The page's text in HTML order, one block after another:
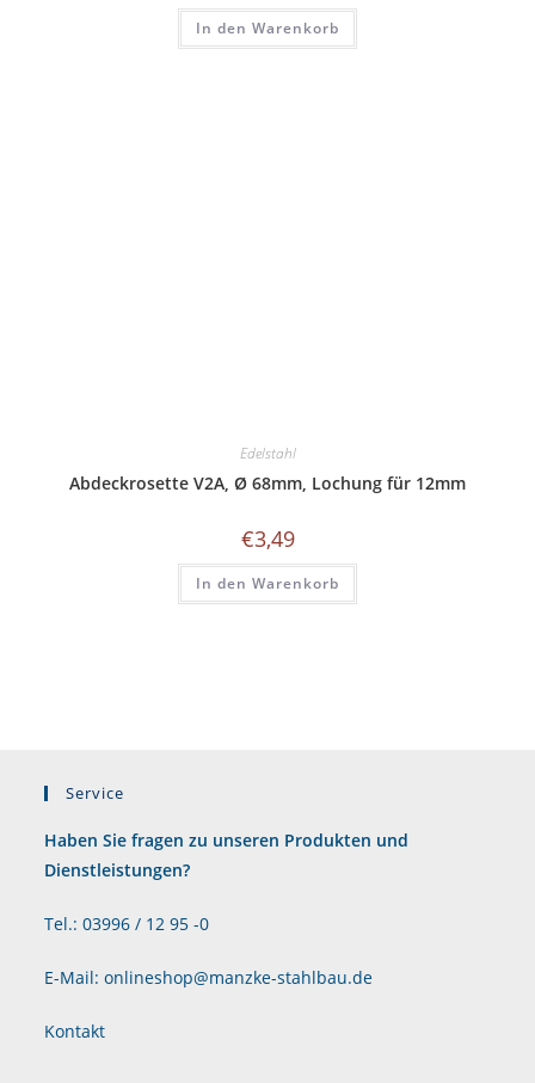
In den Warenkorb
Edelstahl
Abdeckrosette V2A, Ø 68mm, Lochung für 12mm
€3,49
In den Warenkorb
Service
Haben Sie fragen zu unseren Produkten und
Dienstleistungen?
Tel.: 03996 / 12 95 -0
E-Mail: onlineshop@manzke-stahlbau.de
Kontakt